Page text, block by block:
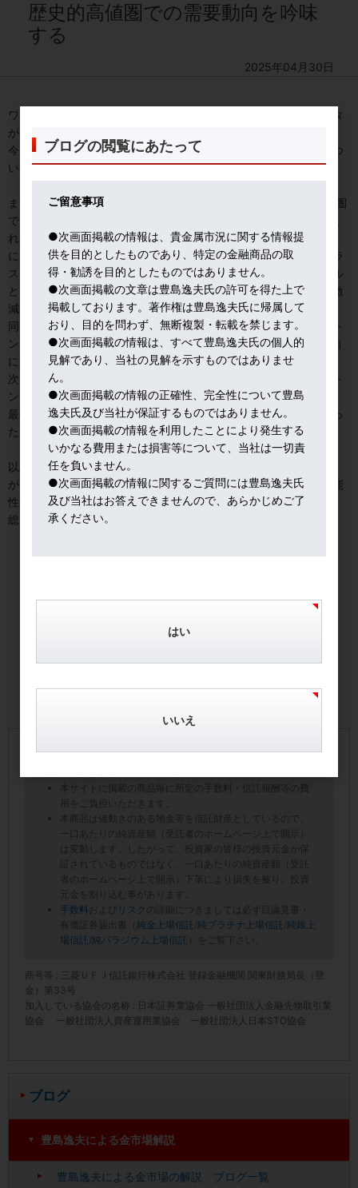
ブログ
豊島逸夫による金市場解説
豊島逸夫による金市場の解説 ブログ一覧
歴史的高値圏での需要動向を吟味
する
2025年04月30日
ワールド・ゴールド・カウンシルの２５年１－３月期の需給データ
が発表された。
今回は、金暴騰の裏で、実需動向が、どのように反応したか、につ
いて筆者は強い興味を持って数字を吟味した。
まず、今年１－３月、平均価格が２,８５９ドルという歴史的高値圏
で、ETF需要が、前期１８トンに比し、２２６トンに急増した。こ
れが強い買い圧力となった。但し、ETFは、昨年から四半期ごと
に、マイナス１１３トン、マイナス７トン、プラス９４トン、プラ
ス１８トン、プラス２２６トンと振れが大きい。短期投資のツール
として使われているからだ。来期には、仮に価格が下落すると、激
減する可能性もある。
同じ投資需要でも、地金と金貨は、前期３２６トンに比し３２５ト
ンと高値圏でも底堅い。手数料が高いから、ETFと異なり、長期的
に退蔵される。
次に、宝飾部門だが、宝飾消費が、前期５４７トンから、３８０ト
ンに激減した。高値による買い控え傾向が顕著だ。
最後に、中央銀行だが、前期３６５トンに比し、２４３トンに減っ
た。それでも、長期の買いとして評価されるべき。
以上、まとめると、金ETFと中央銀行が価格上昇の主因となった
が、宝飾需要の減少傾向が、ジワリ需給要因として効いてくる可能
性がある。
総じて、金需要は、歴史的高値圏でも、健闘したといえよう。
本サイトに掲載の商品毎に所定の手数料・信託報酬等の費
用をご負担いただきます。
本商品は値動きのある地金等を信託財産としているので、
一口あたりの純資産額（受託者のホームページ上で開示）
は変動します。したがって、投資家の皆様の投資元金が保
証されているものではなく、一口あたりの純資産額（受託
者のホームページ上で開示）下落により損失を被り、投資
元金を割り込む事があります。
手数料
および リスク
の詳細につきましては必ず目論見書・
有価証券届出書（ 純金上場信託 /純プラチナ上場信託 /純銀上
場信託 /純パラジウム上場信託 ）をご覧下さい。
商号等 : 三菱ＵＦＪ信託銀行株式会社 登録金融機関 関東財務局長（登
金）第33号
加入している協会の名称 : 日本証券業協会 一般社団法人金融先物取引業
協会 一般社団法人資産運用業協会 一般社団法人日本STO協会
ブログの閲覧にあたって
ご留意事項
●次画面掲載の情報は、貴金属市況に関する情報提
供を目的としたものであり、特定の金融商品の取
得・勧誘を目的としたものではありません。
●次画面掲載の文章は豊島逸夫氏の許可を得た上で
掲載しております。著作権は豊島逸夫氏に帰属して
おり、目的を問わず、無断複製・転載を禁じます。
●次画面掲載の情報は、すべて豊島逸夫氏の個人的
見解であり、当社の見解を示すものではありませ
ん。
●次画面掲載の情報の正確性、完全性について豊島
逸夫氏及び当社が保証するものではありません。
●次画面掲載の情報を利用したことにより発生する
いかなる費用または損害等について、当社は一切責
任を負いません。
●次画面掲載の情報に関するご質問には豊島逸夫氏
及び当社はお答えできませんので、あらかじめご了
承ください。
はい
いいえ